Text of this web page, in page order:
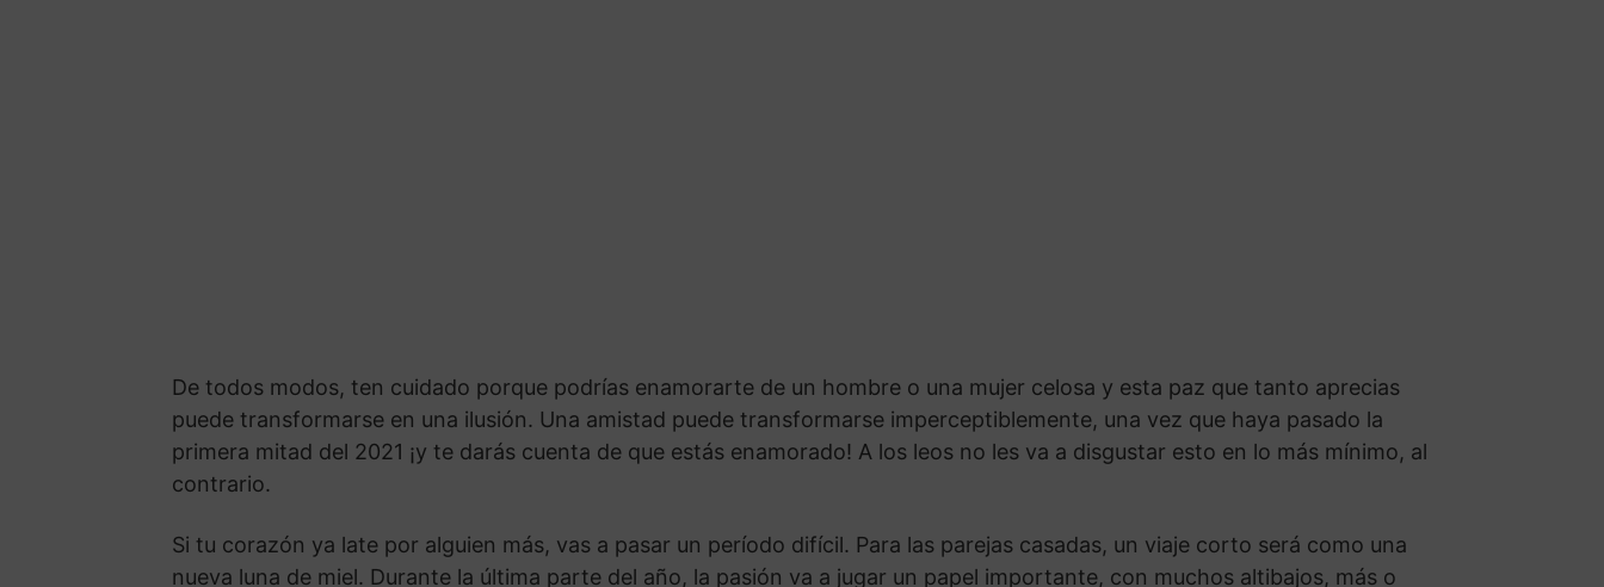
De todos modos, ten cuidado porque podrías enamorarte de un hombre o una mujer celosa y esta paz que tanto aprecias
puede transformarse en una ilusión. Una amistad puede transformarse imperceptiblemente, una vez que haya pasado la
primera mitad del 2021 ¡y te darás cuenta de que estás enamorado! A los leos no les va a disgustar esto en lo más mínimo, al
contrario.
Si tu corazón ya late por alguien más, vas a pasar un período difícil. Para las parejas casadas, un viaje corto será como una
nueva luna de miel. Durante la última parte del año, la pasión va a jugar un papel importante, con muchos altibajos, más o